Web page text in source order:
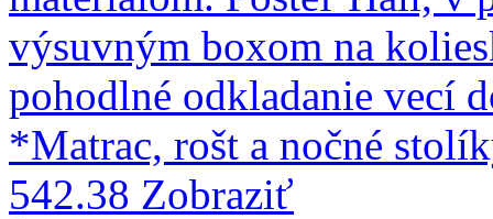
výsuvným boxom na
pohodlné odkladanie vecí
*Matrac, rošt a nočné
542.38 Zobraziť